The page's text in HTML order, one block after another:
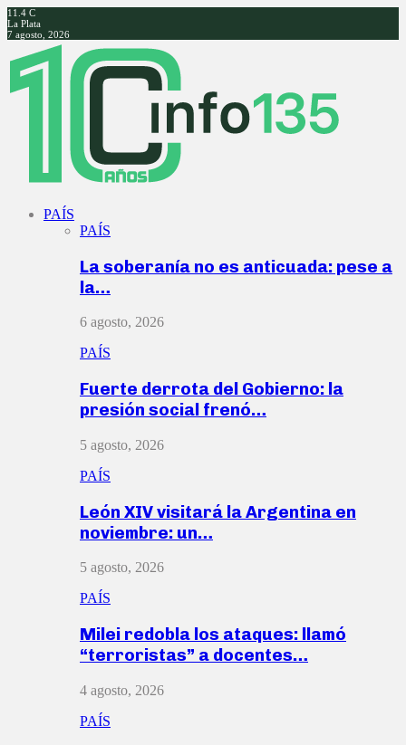
11.4 C
La Plata
7 agosto, 2026
Facebook
Twitter
Instagram
Youtube
PAÍS
PAÍS
La soberanía no es anticuada: pese a
la…
6 agosto, 2026
PAÍS
Fuerte derrota del Gobierno: la
presión social frenó…
5 agosto, 2026
PAÍS
León XIV visitará la Argentina en
noviembre: un…
5 agosto, 2026
PAÍS
Milei redobla los ataques: llamó
“terroristas” a docentes…
4 agosto, 2026
PAÍS